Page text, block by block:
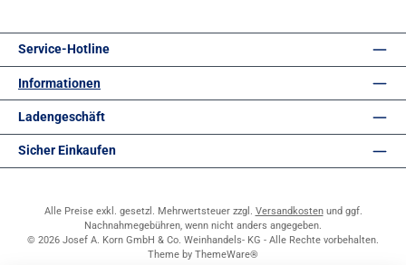
Service-Hotline
Informationen
Ladengeschäft
Sicher Einkaufen
Alle Preise exkl. gesetzl. Mehrwertsteuer zzgl. Versandkostenund ggf.
Nachnahmegebühren, wenn nicht anders angegeben.
© 2026 Josef A. Korn GmbH & Co. Weinhandels- KG - Alle Rechte vorbehalten.
Theme by ThemeWare®